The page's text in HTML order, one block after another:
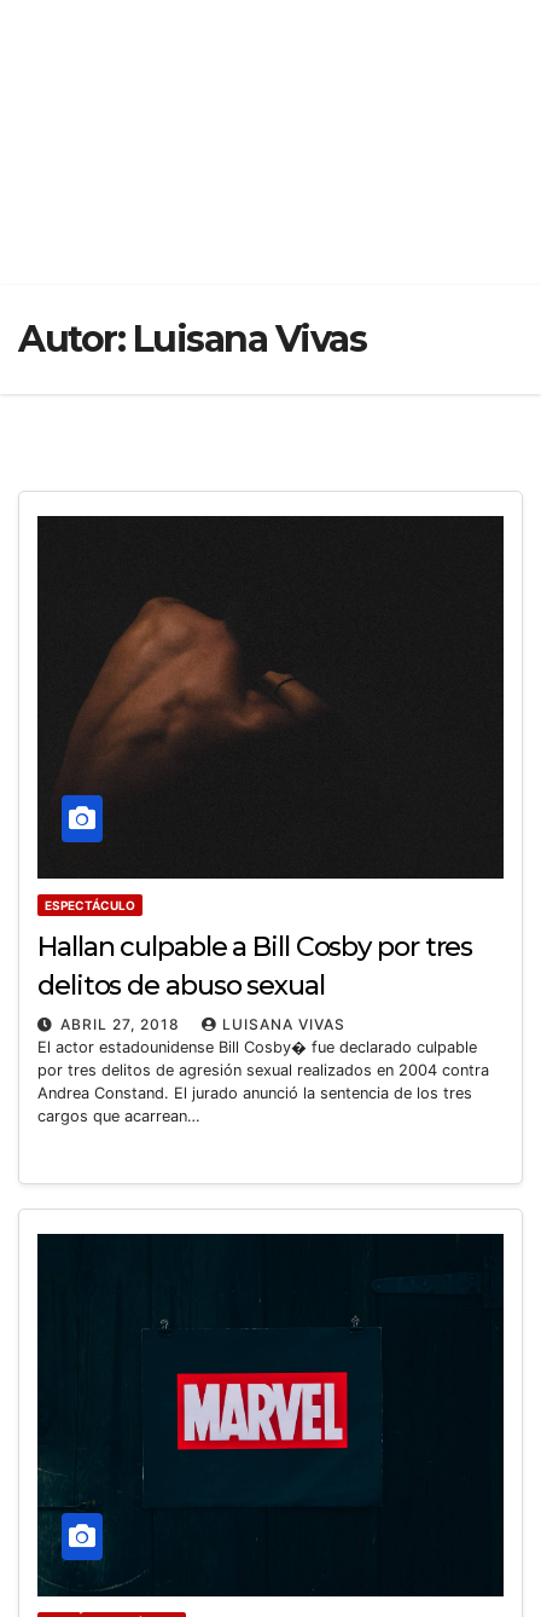
Autor: Luisana Vivas
ESPECTÁCULO
Hallan culpable a Bill Cosby por tres
delitos de abuso sexual
ABRIL 27, 2018
LUISANA VIVAS
El actor estadounidense Bill Cosby� fue declarado culpable
por tres delitos de agresión sexual realizados en 2004 contra
Andrea Constand. El jurado anunció la sentencia de los tres
cargos que acarrean…